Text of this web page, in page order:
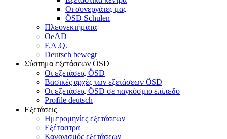
Οι συνεργάτες μας
ÖSD Schulen
Πλεονεκτήματα
OeAD
F.A.Q.
Deutsch bewegt
Σύστημα εξετάσεων ÖSD
Οι εξετάσεις ÖSD
Βασικές αρχές των εξετάσεων ÖSD
Οι εξετάσεις ÖSD σε παγκόσμιο επίπεδο
Profile deutsch
Εξετάσεις
Ημερομηνίες εξετάσεων
Εξέταστρα
Κανονισμός εξετάσεων